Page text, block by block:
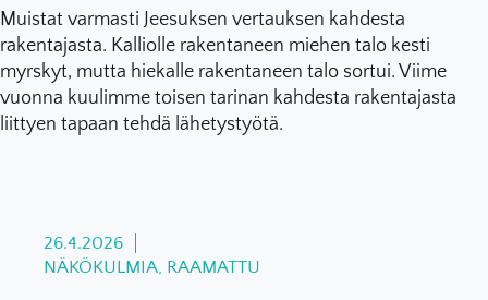
Muistat varmasti Jeesuksen vertauksen kahdesta
rakentajasta. Kalliolle rakentaneen miehen talo kesti
myrskyt, mutta hiekalle rakentaneen talo sortui. Viime
vuonna kuulimme toisen tarinan kahdesta rakentajasta
liittyen tapaan tehdä lähetystyötä.
26.4.2026
NÄKÖKULMIA, RAAMATTU